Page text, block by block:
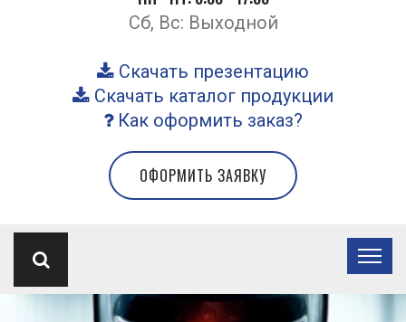
Сб, Вс: Выходной
Скачать презентацию
Скачать каталог продукции
Как оформить заказ?
ОФОРМИТЬ ЗАЯВКУ